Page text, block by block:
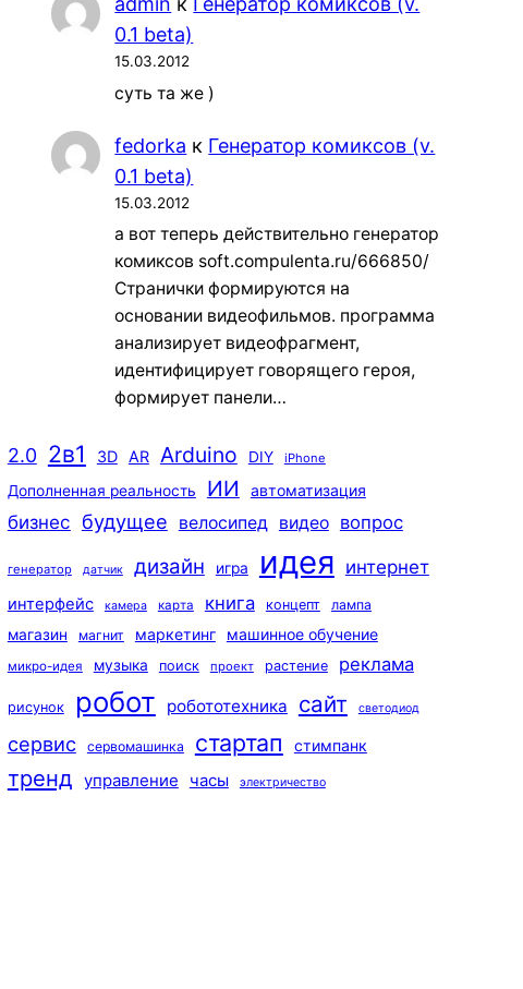
0.1 beta)
15.03.2012
суть та же )
fedorka к Генератор комиксов (v.
0.1 beta)
15.03.2012
а вот теперь действительно генератор
комиксов soft.compulenta.ru/666850/
Странички формируются на
основании видеофильмов. программа
анализирует видеофрагмент,
идентифицирует говорящего героя,
формирует панели…
2.0 2в1 3D AR Arduino DIY iPhone
Дополненная реальность ИИ автоматизация
бизнес будущее велосипед видео вопрос
генератор датчик дизайн игра идея интернет
интерфейс камера карта книга концепт лампа
магазин магнит маркетинг машинное обучение
микро-идея музыка поиск проект растение реклама
рисунок робот робототехника сайт светодиод
сервис сервомашинка стартап стимпанк
тренд управление часы электричество